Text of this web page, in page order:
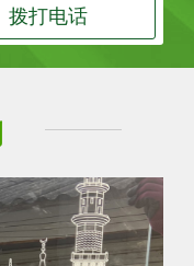
拨打电话